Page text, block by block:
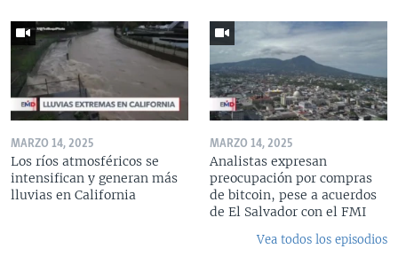
MARZO 14, 2025
Los ríos atmosféricos se
intensifican y generan más
lluvias en California
MARZO 14, 2025
Analistas expresan
preocupación por compras
de bitcoin, pese a acuerdos
de El Salvador con el FMI
Vea todos los episodios